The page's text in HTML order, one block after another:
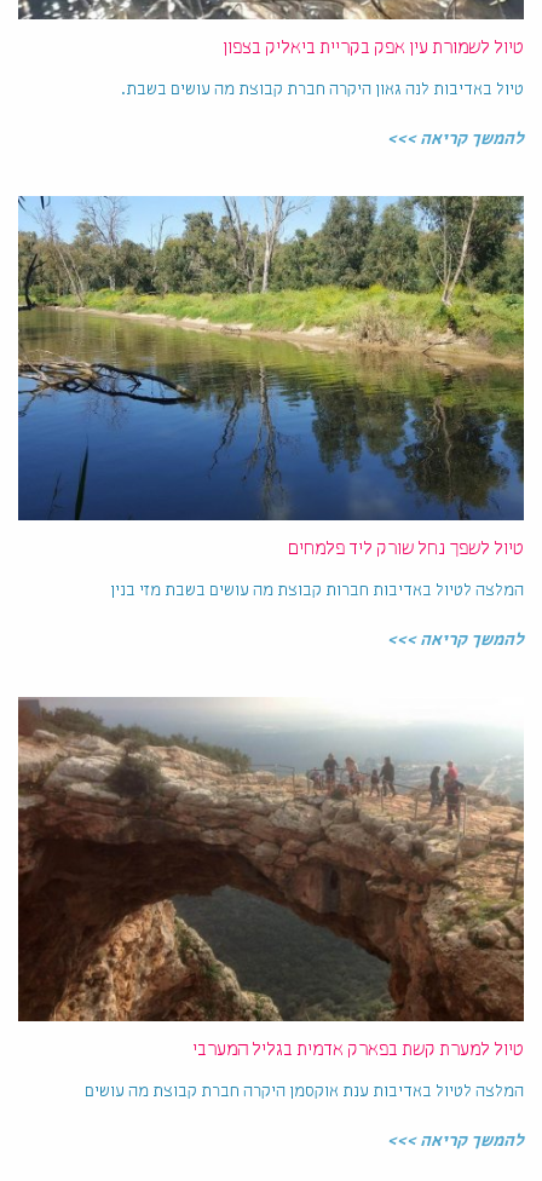
טיול לשמורת עין אפק בקריית ביאליק בצפון
טיול באדיבות לנה גאון היקרה חברת קבוצת מה עושים בשבת.
להמשך קריאה >>>
טיול לשפך נחל שורק ליד פלמחים
המלצה לטיול באדיבות חברות קבוצת מה עושים בשבת מזי בנין
להמשך קריאה >>>
טיול למערת קשת בפארק אדמית בגליל המערבי
המלצה לטיול באדיבות ענת אוקסמן היקרה חברת קבוצת מה עושים
להמשך קריאה >>>